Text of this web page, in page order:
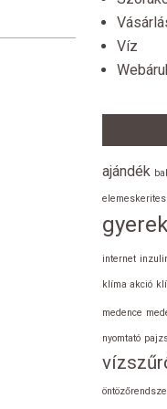
Víz
ajándék
elemeskerites
internet
klíma akció
medence
nyomtató